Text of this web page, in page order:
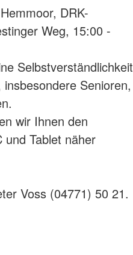
Hemmoor, DRK-
Weg, 15:00 -
Selbstverständlichkeit
Senioren,
wir Ihnen den
und Tablet näher
Voss (04771) 50 21.